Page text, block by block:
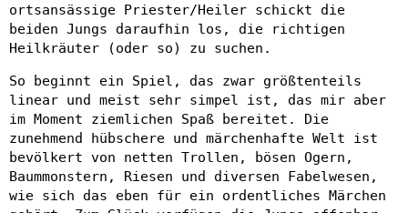
ortsansässige Priester/Heiler schickt die
beiden Jungs daraufhin los, die richtigen
Heilkräuter (oder so) zu suchen.
So beginnt ein Spiel, das zwar größtenteils
linear und meist sehr simpel ist, das mir aber
im Moment ziemlichen Spaß bereitet. Die
zunehmend hübschere und märchenhafte Welt ist
bevölkert von netten Trollen, bösen Ogern,
Baummonstern, Riesen und diversen Fabelwesen,
wie sich das eben für ein ordentliches Märchen